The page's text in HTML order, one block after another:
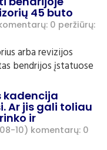
45 buto
0 peržiūrų:
arba revizijos
bendrijos įstatuose
kadencija
Ar jis gali toliau
ir
10) komentarų: 0